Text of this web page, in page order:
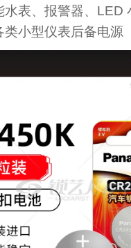
水表、报警器、LED
类小型仪表后备电源